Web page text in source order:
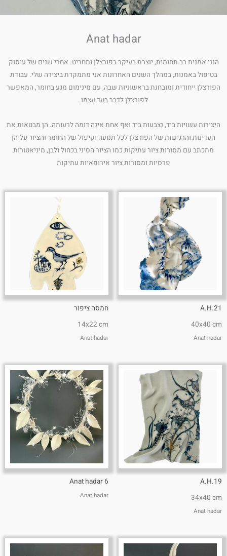
Anat hadar
הנני אמנית רב תחומית, יוצרת בעיקר בפורצלן ותחריט. אחרי שנים של עיסוק
בטיפול באמנות, במהלך השנים האחרונות אני מתמקדת ביצירה שלי. עבודת
הפורצלן ייחודית ומובחנת בראשוניות שבה, עם מינימום מגע בחומר, המאפשר
לפורצלן לדבר בעד עצמו.
היצירות עשויות ביד, נצבעות ביד ואף אחת אינה דומה לרעותה. הן מבטאות את
העדינות והרגישות של הפורצלן לכל תנועה וקיפול של החומר והציור עליהן
מתכתב עם מסורות ציור עתיקות כמו הציור הסיני בכחול ולבן, מיניאטורות
פרסיות ומסורות ציור אירופאיות עתיקות
A.H.21
40x40 cm
Anat hadar
חמסה ציפור
14x22 cm
Anat hadar
A.H.19
34x40 cm
Anat hadar
Anat hadar 6
Anat hadar